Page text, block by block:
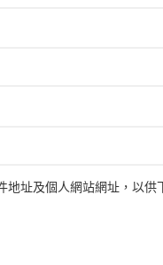
地址及個人網站網址，以供